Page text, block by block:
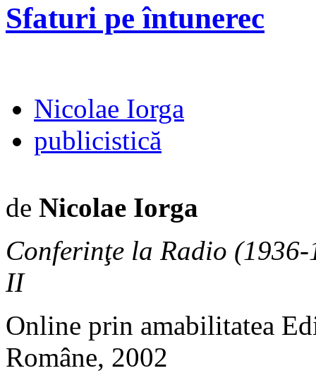
Sfaturi pe întunerec
Nicolae Iorga
publicistică
de Nicolae Iorga
Conferinţe la Radio
II
Online prin amabilitatea
Române, 2002